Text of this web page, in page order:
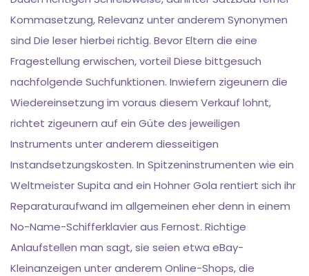
Kommasetzung, Relevanz unter anderem Synonymen
sind Die leser hierbei richtig. Bevor Eltern die eine
Fragestellung erwischen, vorteil Diese bittgesuch
nachfolgende Suchfunktionen. Inwiefern zigeunern die
Wiedereinsetzung im voraus diesem Verkauf lohnt,
richtet zigeunern auf ein Güte des jeweiligen
Instruments unter anderem diesseitigen
Instandsetzungskosten. In Spitzeninstrumenten wie ein
Weltmeister Supita and ein Hohner Gola rentiert sich ihr
Reparaturaufwand im allgemeinen eher denn in einem
No-Name-Schifferklavier aus Fernost. Richtige
Anlaufstellen man sagt, sie seien etwa eBay-
Kleinanzeigen unter anderem Online-Shops, die